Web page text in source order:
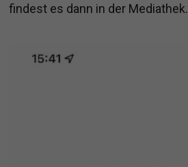
findest es dann in der Mediathek.